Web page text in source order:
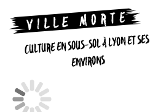
CULTURE EN SOUS-SOL À LYON ET SES
ENVIRONS